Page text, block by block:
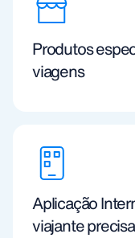
Produtos
viagens
Aplicação
viajante precisa